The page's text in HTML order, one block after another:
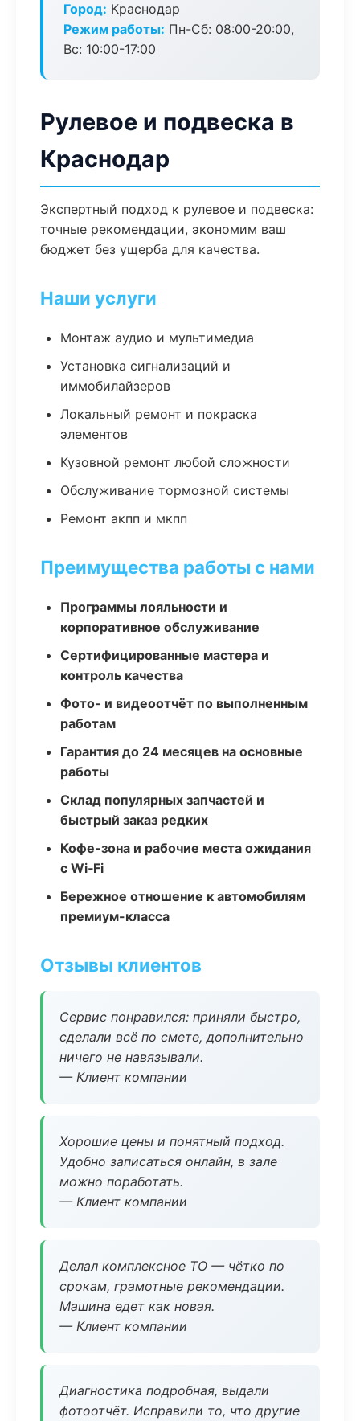
Город: Краснодар
Режим работы: Пн-Сб: 08:00-20:00,
Вс: 10:00-17:00
Рулевое и подвеска в
Краснодар
Экспертный подход к рулевое и подвеска:
точные рекомендации, экономим ваш
бюджет без ущерба для качества.
Наши услуги
Монтаж аудио и мультимедиа
Установка сигнализаций и
иммобилайзеров
Локальный ремонт и покраска
элементов
Кузовной ремонт любой сложности
Обслуживание тормозной системы
Ремонт акпп и мкпп
Преимущества работы с нами
Программы лояльности и
корпоративное обслуживание
Сертифицированные мастера и
контроль качества
Фото- и видеоотчёт по выполненным
работам
Гарантия до 24 месяцев на основные
работы
Склад популярных запчастей и
быстрый заказ редких
Кофе-зона и рабочие места ожидания
с Wi‑Fi
Бережное отношение к автомобилям
премиум-класса
Отзывы клиентов
Сервис понравился: приняли быстро,
сделали всё по смете, дополнительно
ничего не навязывали.
— Клиент компании
Хорошие цены и понятный подход.
Удобно записаться онлайн, в зале
можно поработать.
— Клиент компании
Делал комплексное ТО — чётко по
срокам, грамотные рекомендации.
Машина едет как новая.
— Клиент компании
Диагностика подробная, выдали
фотоотчёт. Исправили то, что другие